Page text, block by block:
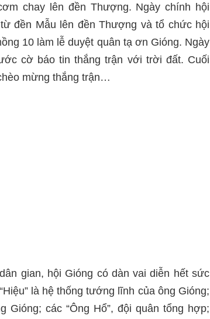
chay lên đền Thượng. Ngày chính hội
đền Mẫu lên đền Thượng và tổ chức hội
10 làm lễ duyệt quân tạ ơn Gióng. Ngày
cờ báo tin thắng trận với trời đất. Cuối
mừng thắng trận…
gian, hội Gióng có dàn vai diễn hết sức
là hệ thống tướng lĩnh của ông Gióng;
Gióng; các “Ông Hổ”, đội quân tổng hợp;